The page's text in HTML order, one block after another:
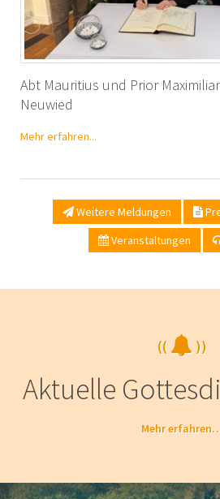
Abt Mauritius und Prior
Neuwied
Mehr erfahren...
Weitere Meldungen
Veranstaltungen
(( ))
Aktuelle
Mehr